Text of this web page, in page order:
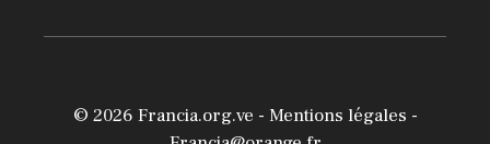
© 2026 Francia.org.ve - Mentions légales -